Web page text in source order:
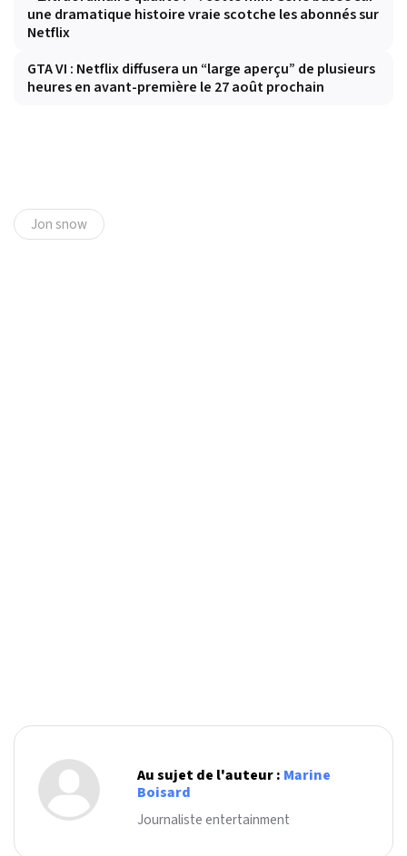
une dramatique histoire vraie scotche les abonnés sur
Netflix
GTA VI : Netflix diffusera un “large aperçu” de plusieurs
heures en avant-première le 27 août prochain
Jon snow
Au sujet de l'auteur : Marine
Boisard
Journaliste entertainment